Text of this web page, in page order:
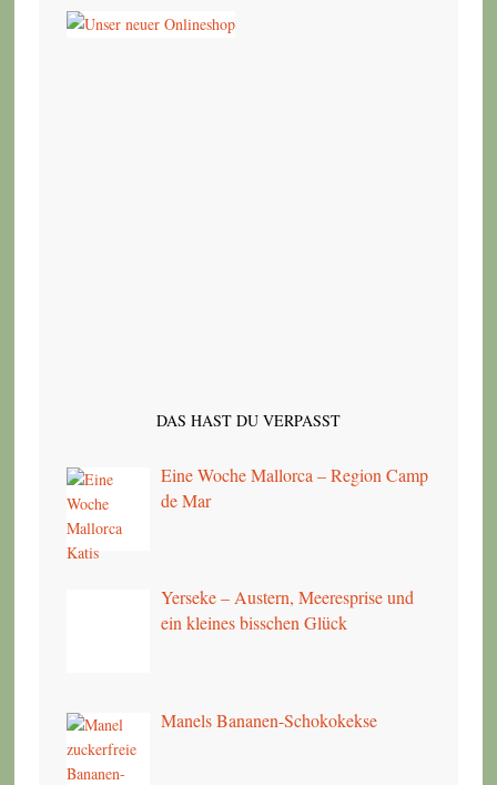
DAS HAST DU VERPASST
Eine Woche Mallorca – Region Camp
de Mar
Yerseke – Austern, Meeresprise und
ein kleines bisschen Glück
Manels Bananen-Schokokekse